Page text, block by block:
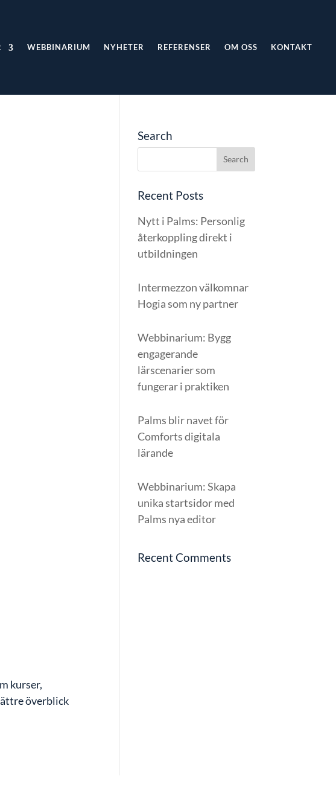
WEBBINARIUM NYHETER REFERENSER OM OSS KONTAKT
kurser,
överblick
Search
Recent Posts
Nytt i Palms: Personlig
återkoppling direkt i
utbildningen
Intermezzon välkomnar
Hogia som ny partner
Webbinarium: Bygg
engagerande
lärscenarier som
fungerar i praktiken
Palms blir navet för
Comforts digitala
lärande
Webbinarium: Skapa
unika startsidor med
Palms nya editor
Recent Comments